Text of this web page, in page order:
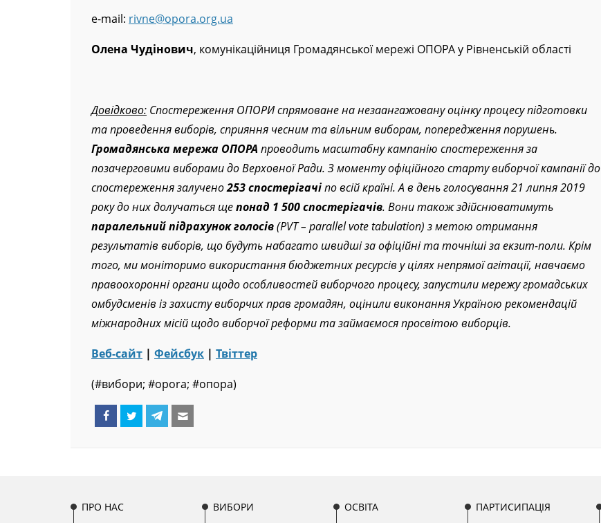
e-mail: rivne@opora.org.ua
Олена Чудінович, комунікаційниця Громадянської мережі ОПОРА у Рівненській області
Довідково: Спостереження ОПОРИ спрямоване на незаангажовану оцінку процесу підготовки
та проведення виборів, сприяння чесним та вільним виборам, попередження порушень.
Громадянська мережа ОПОРА проводить масштабну кампанію спостереження за
позачерговими виборами до Верховної Ради. З моменту офіційного старту виборчої кампанії до
спостереження залучено253 спостерігачіпо всій країні. А в день голосування 21 липня 2019
року до них долучаться щепонад 1 500 спостерігачів. Вони також здійснюватимуть
паралельний підрахунок голосів(PVT – parallel vote tabulation) з метою отримання
результатів виборів, що будуть набагато швидші за офіційні та точніші за екзит-поли. Крім
того, ми моніторимо використання бюджетних ресурсів у цілях непрямої агітації, навчаємо
правоохоронні органи щодо особливостей виборчого процесу, запустили мережу громадських
омбудсменів із захисту виборчих прав громадян, оцінили виконання Україною рекомендацій
міжнародних місій щодо виборчої реформи та займаємося просвітою виборців.
Веб-сайт | Фейсбук | Твіттер
(#вибори; #opora; #опора)
ПРО НАС ВИБОРИ ОСВІТА ПАРТИСИПАЦІЯ